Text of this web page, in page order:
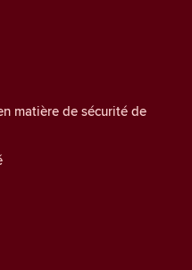
matière de sécurité de